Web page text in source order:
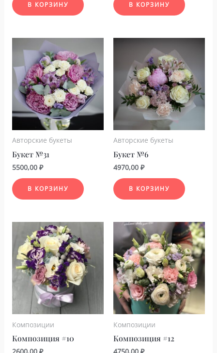
В КОРЗИНУ В КОРЗИНУ
Авторские букеты
Букет №31
5500,00 ₽
В КОРЗИНУ
Авторские букеты
Букет №6
4970,00 ₽
В КОРЗИНУ
Композиции
Композиция #10
Композиции
Композиция #12